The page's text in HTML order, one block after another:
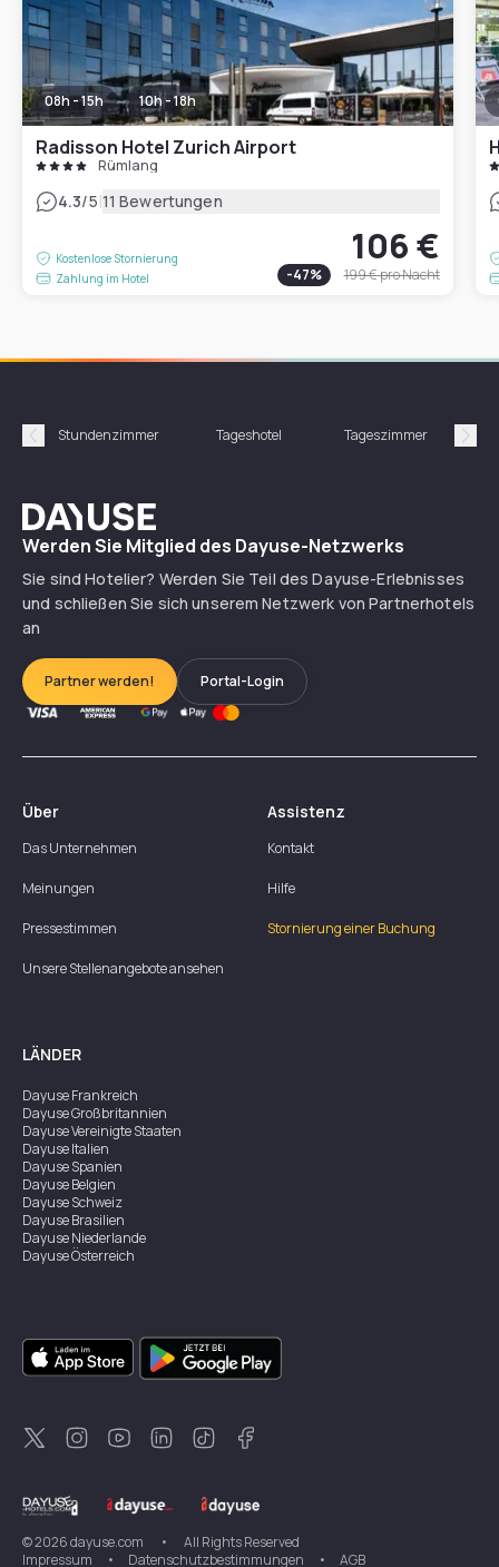
08h - 15h 10h - 18h
Radisson Hotel Zurich Airport
Rümlang
4.3/5|11 Bewertungen
Kostenlose Stornierung
Zahlung im Hotel
106 €
-47% 199 €pro Nacht
Précédent
Stundenzimmer Tageshotel Tageszimmer
Dayuse
Werden Sie Mitglied des Dayuse-Netzwerks
Sie sind Hotelier? Werden Sie Teil des Dayuse-Erlebnisses
und schließen Sie sich unserem Netzwerk von Partnerhotels
an
Partner werden! Portal-Login
Über
Das Unternehmen
Meinungen
Pressestimmen
Unsere Stellenangebote ansehen
Assistenz
Kontakt
Hilfe
Stornierung einer Buchung
LÄNDER
DayuseFrankreich
DayuseGroßbritannien
DayuseVereinigte Staaten
DayuseItalien
DayuseSpanien
DayuseBelgien
DayuseSchweiz
DayuseBrasilien
DayuseNiederlande
DayuseÖsterreich
DayuseSingapur
DayuseZweden
DayuseThailand
DayuseNeuseeland
DayuseTürkei
©2026dayuse.com •
All Rights Reserved
Impressum
• Datenschutzbestimmungen • AGB